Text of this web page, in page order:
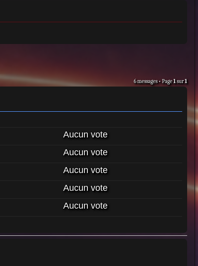
6 messages • Page1sur1
Aucun vote
Aucun vote
Aucun vote
Aucun vote
Aucun vote